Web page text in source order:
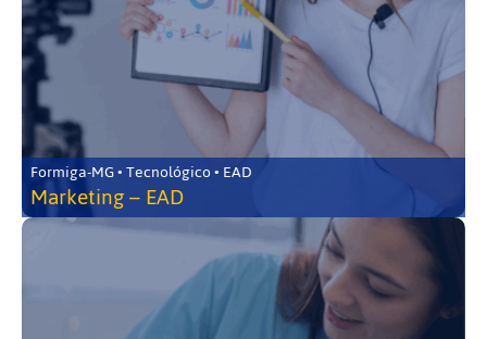
Formiga-MG • Tecnológico • EAD
Marketing – EAD